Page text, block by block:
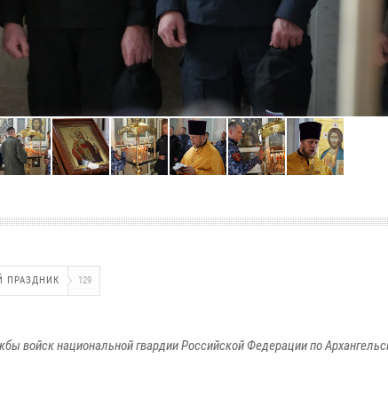
ПРАЗДНИК 129
войск национальной гвардии Российской Федерации по